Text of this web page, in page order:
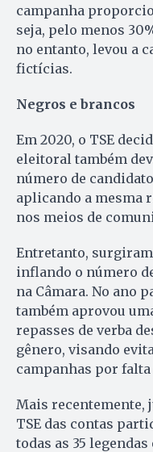
campanha
seja, pelo menos
no entanto, levou a
fictícias.
Negros e brancos
Em 2020, o TSE
eleitoral também
número de
aplicando a mesma
nos meios de
Entretanto,
inflando o número
na Câmara. No ano
também aprovou
repasses de verba
gênero, visando
campanhas por
Mais recentemente,
TSE das contas
todas as 35